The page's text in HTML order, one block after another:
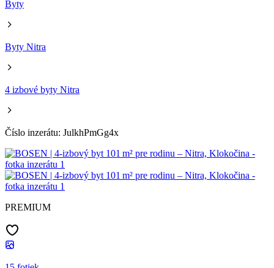
Byty
Byty Nitra
4 izbové byty Nitra
Číslo inzerátu: JulkhPmGg4x
PREMIUM